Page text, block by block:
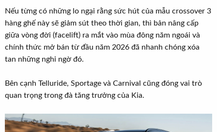
Nếu từng có những lo ngại rằng sức hút của mẫu crossover 3
hàng ghế này sẽ giảm sút theo thời gian, thì bản nâng cấp
giữa vòng đời (facelift) ra mắt vào mùa đông năm ngoái và
chính thức mở bán từ đầu năm 2026 đã nhanh chóng xóa
tan những nghi ngờ đó.
Bên cạnh Telluride, Sportage và Carnival cũng đóng vai trò
quan trọng trong đà tăng trưởng của Kia.